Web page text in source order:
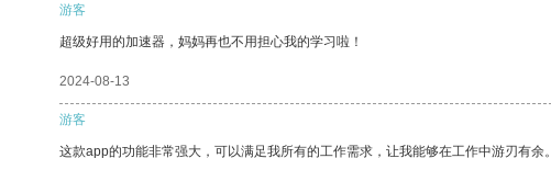
游客
超级好用的加速器，妈妈再也不用担心我的学习啦！
2024-08-13
游客
这款app的功能非常强大，可以满足我所有的工作需求，让我能够在工作中游刃有余。